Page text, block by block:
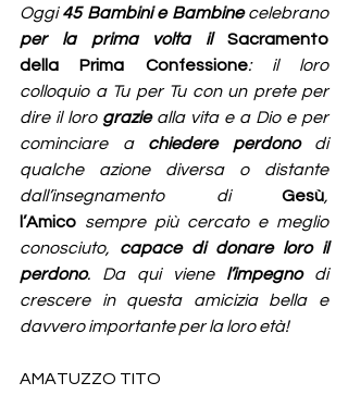
Oggi 45 Bambini e Bambine
celebrano
per la prima volta il
Sacramento
della
Prima Confessione: il loro
colloquio a Tu per Tu con un prete per
dire il loro grazie alla vita e a Dio e per
cominciare a chiedere perdono di
qualche azione diversa o distante
dall’insegnamento di Gesù
l’Amico sempre più cercato e meglio
conosciuto, capace di donare loro il
perdono. Da qui viene l’impegno di
crescere in questa amicizia bella e
davvero importante per la loro età!
AMATUZZO TITO